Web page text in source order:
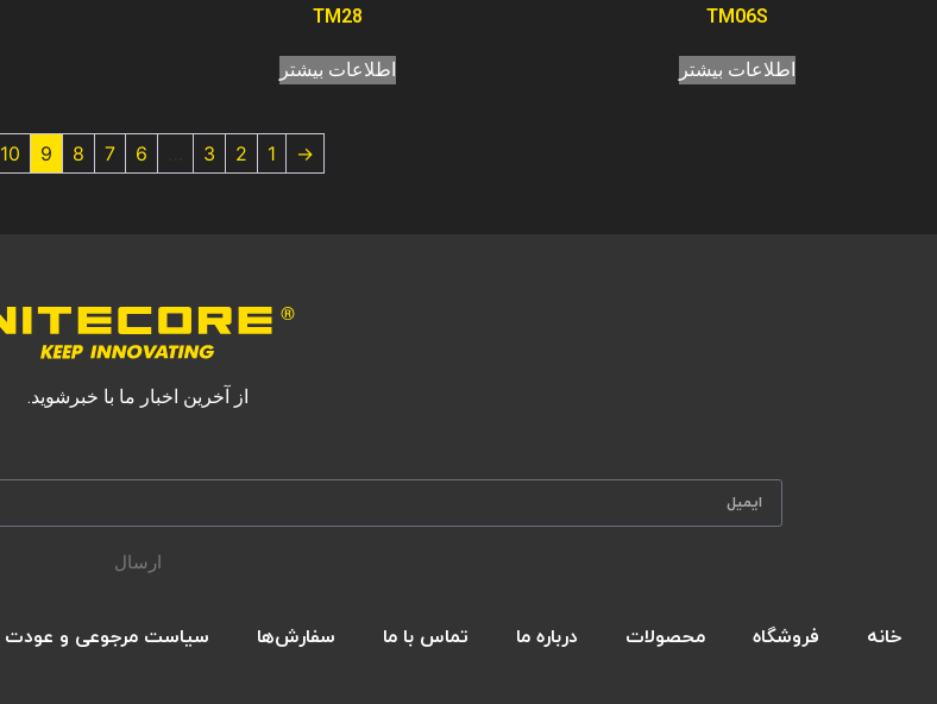
TM06S
اطلاعات بیشتر
TM28
اطلاعات بیشتر
→
1
2
3
6
7
8
9
10
از آخرین اخبار ما با خبرشوید.
ارسال
خانه فروشگاه محصولات درباره ما تماس با ما سفارش‌ها سیاست مرجوعی و عودت